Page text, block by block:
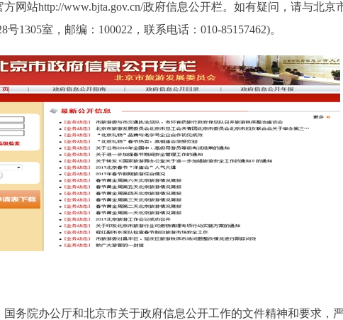
站http://www.bjta.gov.cn/政府信息公开栏。如有疑问，请与北京
1305室，邮编：100022，联系电话：010-85157462)。
院办公厅和北京市关于政府信息公开工作的文件精神和要求，